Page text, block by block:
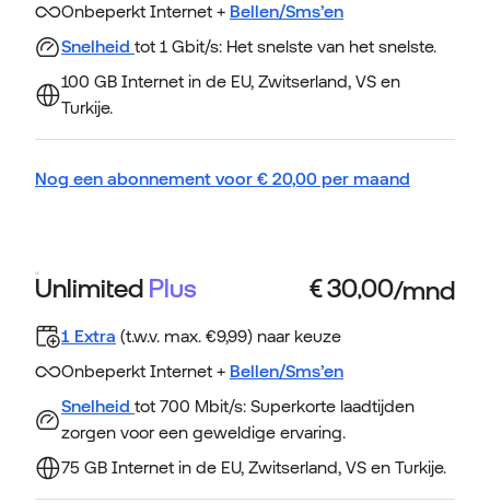
Onbeperkt Internet + Bellen/Sms’en
Snelheid tot 1 Gbit/s: Het snelste van het snelste.
100 GB Internet in de EU, Zwitserland, VS en
Turkije.
Nog een abonnement voor € 20,00 per maand
Unlimited Plus
1 Extra (t.w.v. max. €9,99) naar keuze
Onbeperkt Internet + Bellen/Sms’en
Snelheid tot 700 Mbit/s: Superkorte laadtijden
zorgen voor een geweldige ervaring.
75 GB Internet in de EU, Zwitserland, VS en Turkije.